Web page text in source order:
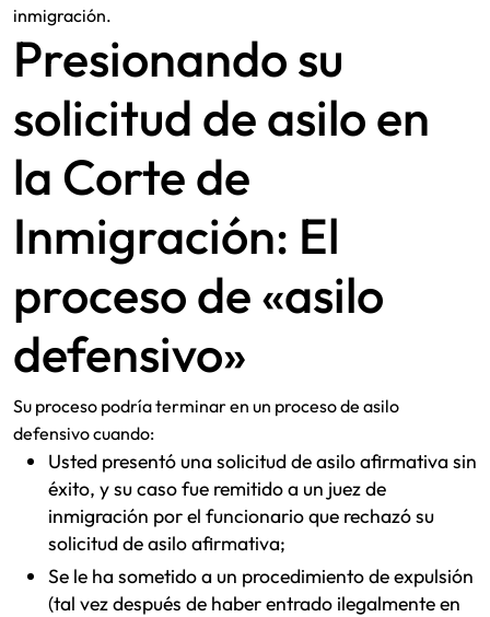
inmigración.
Presionando su
solicitud de asilo en
la Corte de
Inmigración: El
proceso de «asilo
defensivo»
Su proceso podría terminar en un proceso de asilo
defensivo cuando:
Usted presentó una solicitud de asilo afirmativa sin
éxito, y su caso fue remitido a un juez de
inmigración por el funcionario que rechazó su
solicitud de asilo afirmativa;
Se le ha sometido a un procedimiento de expulsión
(tal vez después de haber entrado ilegalmente en